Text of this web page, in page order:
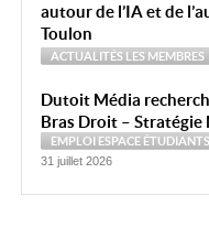
autour de l’IA et de
Toulon
ACTUALITÉS LES MEMBRES
Dutoit Média
Bras Droit – Stratégie
EMPLOI ESPACE ÉTUDIANTS
31 juillet 2026